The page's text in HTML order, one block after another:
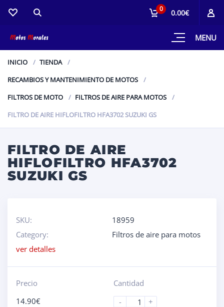
MENU
0 0.00€
INICIO
TIENDA
RECAMBIOS Y MANTENIMIENTO DE MOTOS
FILTROS DE MOTO
FILTROS DE AIRE PARA MOTOS
FILTRO DE AIRE HIFLOFILTRO HFA3702 SUZUKI GS
FILTRO DE AIRE
HIFLOFILTRO HFA3702
SUZUKI GS
SKU:
18959
Category:
Filtros de aire para motos
ver detalles
Precio
14.90€
Cantidad
-
+